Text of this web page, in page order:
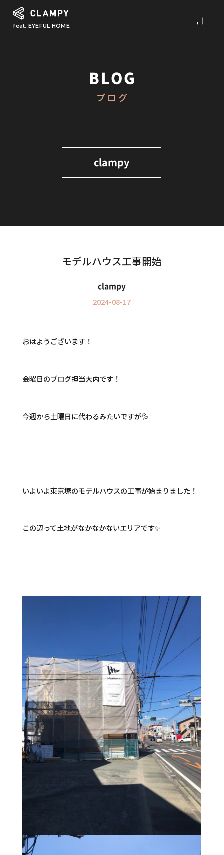
feat. EYEFUL HOME
Our Works
Information
BLOG
ブログ
clampy
モデルハウス工事開始
clampy
2024-08-17
おはようございます！
金曜日のブログ担当大内です！
今週から土曜日に代わるみたいですが💦
いよいよ東京塚のモデルハウスの工事が始まりました！
この辺って土地がなかなかないエリアです✨